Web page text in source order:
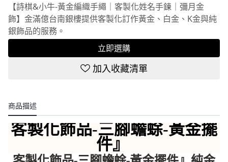
【詩棋&小牛-黃金編織手繩｜客製化姓名手鍊｜彌月金
飾】金滿億台南銀樓提供客製化訂作黃金、白金、K金與純
銀飾品的服務。
立即選購
加入收藏清單
商品描述
客製化飾品-三腳蟾蜍-黃金擺
件』